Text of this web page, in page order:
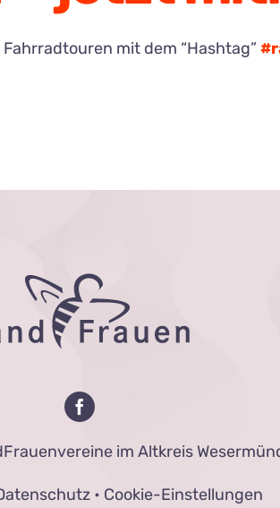
mit dem “Hashtag”
im Altkreis
• Cookie-Einstellungen